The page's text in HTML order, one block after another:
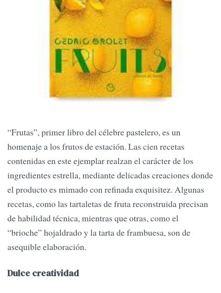
“Frutas”, primer libro del célebre pastelero, es un
homenaje a los frutos de estación. Las cien recetas
contenidas en este ejemplar realzan el carácter de los
ingredientes estrella, mediante delicadas creaciones donde
el producto es mimado con refinada exquisitez. Algunas
recetas, como las tartaletas de fruta reconstruida precisan
de habilidad técnica, mientras que otras, como el
“brioche” hojaldrado y la tarta de frambuesa, son de
asequible elaboración.
Dulce creatividad